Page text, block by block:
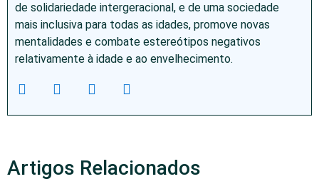
de solidariedade intergeracional, e de uma sociedade
mais inclusiva para todas as idades, promove novas
mentalidades e combate estereótipos negativos
relativamente à idade e ao envelhecimento.
Artigos Relacionados